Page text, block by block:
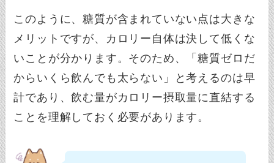
このように、糖質が含まれていない点は大きな
メリットですが、カロリー自体は決して低くな
いことが分かります。そのため、「糖質ゼロだ
からいくら飲んでも太らない」と考えるのは早
計であり、飲む量がカロリー摂取量に直結する
ことを理解しておく必要があります。